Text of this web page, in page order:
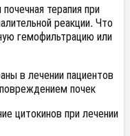
терапия при
реакции. Что
гемофильтрацию или
в лечении пациентов
почек
цитокинов при лечении